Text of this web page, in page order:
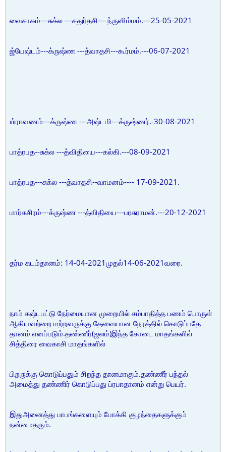
வைசாகம்---சுக்ல ---சதுர்தசி--- ந்ருஸிம்மம்.---25-05-2021
ஜ்யேஷ்டம்---க்ருஷ்ண ---த்வாதசி---கூர்மம்.---06-07-2021
ஶ்ராவணம்---க்ருஷ்ண ---அஷ்டமி---க்ருஷ்ணர்.-30-08-2021
பாத்ரபத--சுக்ல ---த்விதியை---கல்கி.---08-09-2021
பாத்ரபத---சுக்ல ---த்வாதசி--வாமனம்---- 17-09-2021.
மார்கசிரம்---க்ருஷ்ண ---த்விதியை---பரசுராமன்.---20-12-2021
தர்ம கடம்தானம்: 14-04-2021முதல்14-06-2021வரை.
நாம் கஷ்டபட்டு நேர்மையான முறையில் சம்பாதித்த பணம் பொருள்
ஆகியவற்றை மற்றவருக்கு தேவையான நேரத்தில் கொடுப்பதே
தானம் எனப்படும்.தண்ணீர்(ஜலம்)இந்த கோடை மாதங்களில்
சித்திரை வைகாசி மாதங்களில்
பிறருக்கு கொடுப்பதும் சிறந்த தானமாகும்.தண்ணீர் பந்தல்
அமைத்து தண்ணிர் கொடுப்பது ப்ரபாதானம் என்று பெயர்.
இதுஅனைத்து பாபங்களையும் போக்கி குழந்தைகளுக்கும்
நன்மைதரும்.